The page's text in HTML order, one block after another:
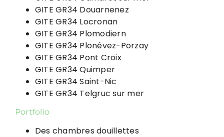
GITE GR34 Douarnenez
GITE GR34 Locronan
GITE GR34 Plomodiern
GITE GR34 Plonévez-Porzay
GITE GR34 Pont Croix
GITE GR34 Quimper
GITE GR34 Saint-Nic
GITE GR34 Telgruc sur mer
Portfolio
Des chambres douillettes